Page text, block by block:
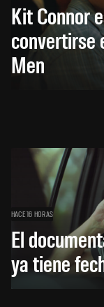
Kit Connor
convertirse
Men
HACE 16 HORAS
El
ya tiene